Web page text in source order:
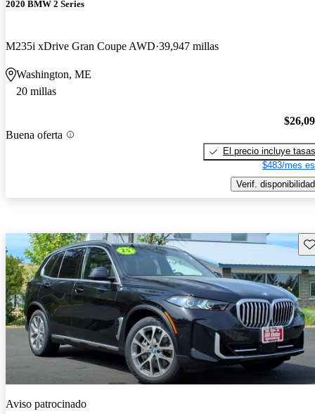
2020 BMW 2 Series
M235i xDrive Gran Coupe AWD 39,947 millas
Washington, ME
20 millas
Buena oferta
El precio incluye tasas
$483/mes
Verif. disponibilidad
Aviso patrocinado